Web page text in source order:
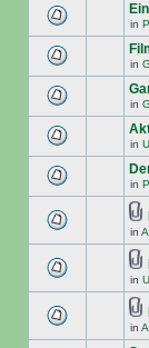
in
in
in
in
in
in
in
in